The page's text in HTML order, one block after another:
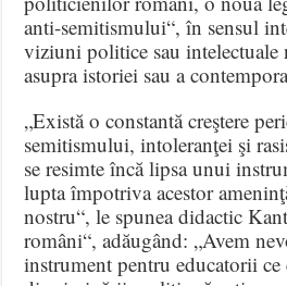
anti-semitismului“, în sensul
viziuni politice sau intelectuale
asupra istoriei sau a
„Există o constantă creştere
semitismului, intoleranţei şi
se resimte încă lipsa unui
lupta împotriva acestor
nostru“, le spunea didactic
români“, adăugând: „Avem
instrument pentru educatorii